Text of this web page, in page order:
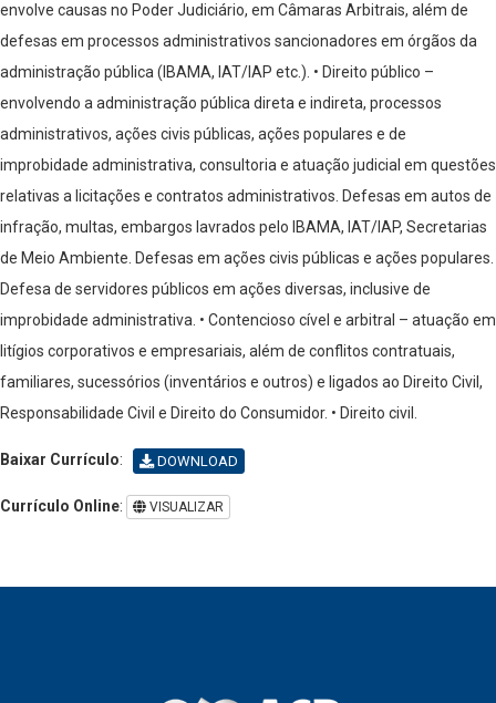
envolve causas no Poder Judiciário, em Câmaras Arbitrais, além de
defesas em processos administrativos sancionadores em órgãos da
administração pública (IBAMA, IAT/IAP etc.). • Direito público –
envolvendo a administração pública direta e indireta, processos
administrativos, ações civis públicas, ações populares e de
improbidade administrativa, consultoria e atuação judicial em questões
relativas a licitações e contratos administrativos. Defesas em autos de
infração, multas, embargos lavrados pelo IBAMA, IAT/IAP, Secretarias
de Meio Ambiente. Defesas em ações civis públicas e ações populares.
Defesa de servidores públicos em ações diversas, inclusive de
improbidade administrativa. • Contencioso cível e arbitral – atuação em
litígios corporativos e empresariais, além de conflitos contratuais,
familiares, sucessórios (inventários e outros) e ligados ao Direito Civil,
Responsabilidade Civil e Direito do Consumidor. • Direito civil.
Baixar Currículo: DOWNLOAD
Currículo Online: VISUALIZAR